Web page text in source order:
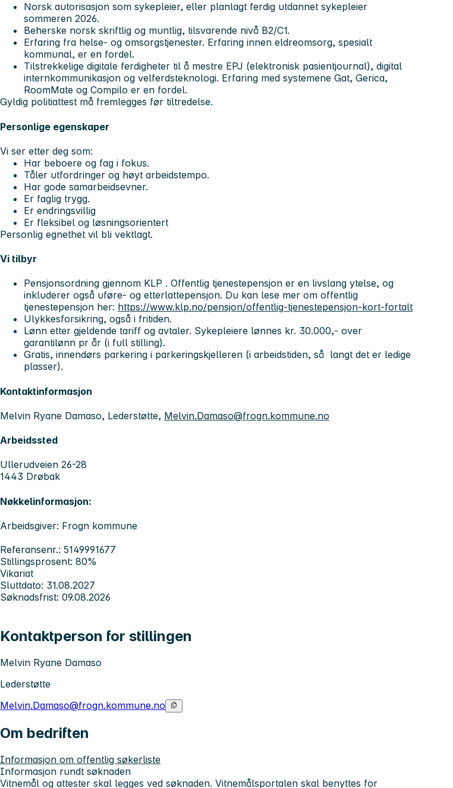
Norsk autorisasjon som sykepleier, eller planlagt ferdig utdannet sykepleier
sommeren 2026.
Beherske norsk skriftlig og muntlig, tilsvarende nivå B2/C1.
Erfaring fra helse- og omsorgstjenester. Erfaring innen eldreomsorg, spesialt
kommunal, er en fordel.
Tilstrekkelige digitale ferdigheter til å mestre EPJ (elektronisk pasientjournal), digital
internkommunikasjon og velferdsteknologi. Erfaring med systemene Gat, Gerica,
RoomMate og Compilo er en fordel.
Gyldig politiattest må fremlegges før tiltredelse.
Personlige egenskaper
Vi ser etter deg som:
Har beboere og fag i fokus.
Tåler utfordringer og høyt arbeidstempo.
Har gode samarbeidsevner.
Er faglig trygg.
Er endringsvillig
Er fleksibel og løsningsorientert
Personlig egnethet vil bli vektlagt.
Vi tilbyr
Pensjonsordning gjennom KLP . Offentlig tjenestepensjon er en livslang ytelse, og
inkluderer også uføre- og etterlattepensjon. Du kan lese mer om offentlig
tjenestepensjon her: https://www.klp.no/pensjon/offentlig-tjenestepensjon-kort-fortalt
Ulykkesforsikring, også i fritiden.
Lønn etter gjeldende tariff og avtaler. Sykepleiere lønnes kr. 30.000,- over
garantilønn pr år (i full stilling).
Gratis, innendørs parkering i parkeringskjelleren (i arbeidstiden, så langt det er ledige
plasser).
Kontaktinformasjon
Melvin Ryane Damaso, Lederstøtte, Melvin.Damaso@frogn.kommune.no
Arbeidssted
Ullerudveien 26-28
1443 Drøbak
Nøkkelinformasjon:
Arbeidsgiver: Frogn kommune
Referansenr.: 5149991677
Stillingsprosent: 80%
Vikariat
Sluttdato: 31.08.2027
Søknadsfrist: 09.08.2026
Kontaktperson for stillingen
Melvin Ryane Damaso
Lederstøtte
Melvin.Damaso@frogn.kommune.no
Om bedriften
Informasjon om offentlig søkerliste
Informasjon rundt søknaden
Vitnemål og attester skal legges ved søknaden. Vitnemålsportalen skal benyttes for